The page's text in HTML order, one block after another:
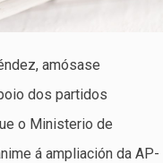
amósase
dos partidos
o Ministerio de
á ampliación da AP-